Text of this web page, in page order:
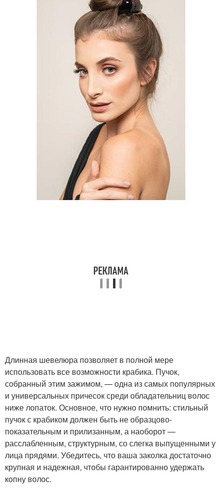
Длинная шевелюра позволяет в полной мере
использовать все возможности крабика. Пучок,
собранный этим зажимом, — одна из самых популярных
и универсальных причесок среди обладательниц волос
ниже лопаток. Основное, что нужно помнить: стильный
пучок с крабиком должен быть не образцово-
показательным и прилизанным, а наоборот —
расслабленным, структурным, со слегка выпущенными у
лица прядями. Убедитесь, что ваша заколка достаточно
крупная и надежная, чтобы гарантированно удержать
копну волос.